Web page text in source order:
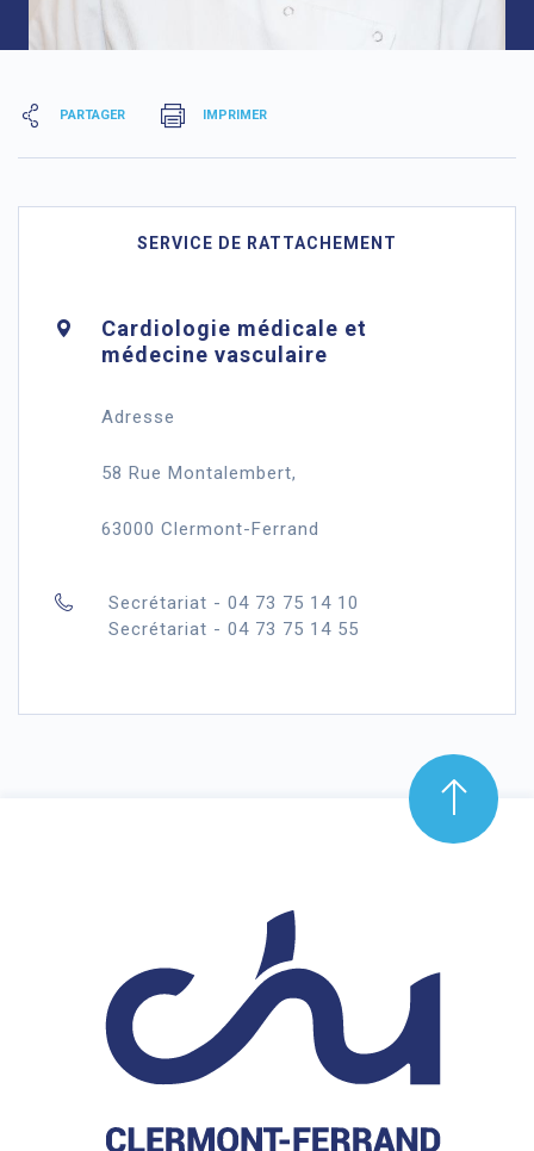
PARTAGER IMPRIMER
SERVICE DE RATTACHEMENT
Cardiologie médicale et
médecine vasculaire
Adresse
58 Rue Montalembert,
63000 Clermont-Ferrand
Secrétariat - 04 73 75 14 10
Secrétariat - 04 73 75 14 55